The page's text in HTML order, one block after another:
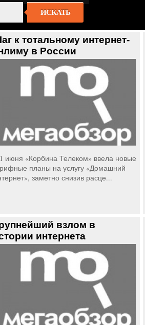
ИСКАТЬ
к тотальному интернет-
в России
июня «Корбина Телеком» ввела новые
планы на услугу «Домашний
заметно снизив расце...
взлом в
интернета